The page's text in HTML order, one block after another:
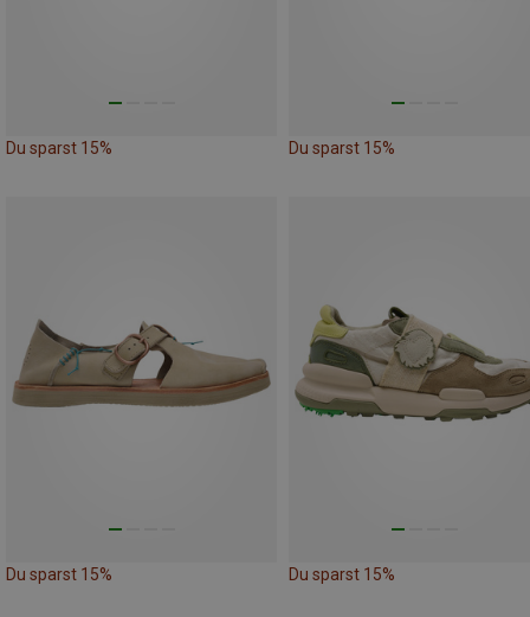
Du sparst 15% Du sparst 15%
Du sparst 15% Du sparst 15%